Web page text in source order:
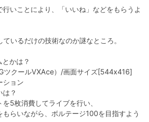
いことにより、「いいね」などをもらうよ
いるだけの技術なのか謎なところ。
かは？
ツクールVXAce）/画面サイズ[544x416]
ション
？
枚消費してライブを行い、
らいながら、ボルテージ100を目指すよう